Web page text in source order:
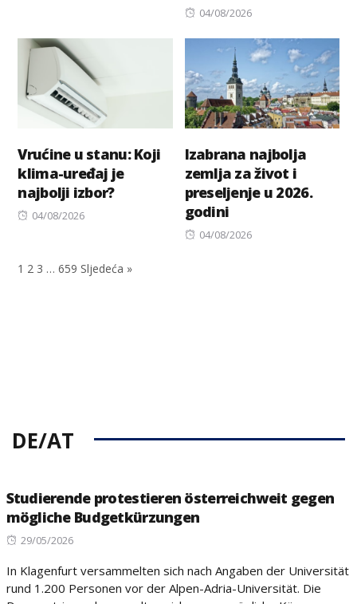
Posted
04/08/2026
Vrućine u stanu: Koji
klima-uređaj je
najbolji izbor?
Posted
04/08/2026
Izabrana najbolja
zemlja za život i
preseljenje u 2026.
godini
Posted
04/08/2026
1 2 3 … 659 Sljedeća »
DE/AT
Studierende protestieren österreichweit gegen
mögliche Budgetkürzungen
Posted
29/05/2026
In Klagenfurt versammelten sich nach Angaben der Universität
rund 1.200 Personen vor der Alpen-Adria-Universität. Die